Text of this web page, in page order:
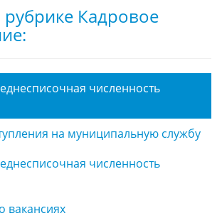
Кадровое
численность
на муниципальную службу
численность
вакансиях